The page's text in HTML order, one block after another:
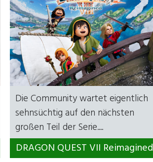
Die Community wartet eigentlich
sehnsüchtig auf den nächsten
großen Teil der Serie....
DRAGON QUEST VII Reimagined